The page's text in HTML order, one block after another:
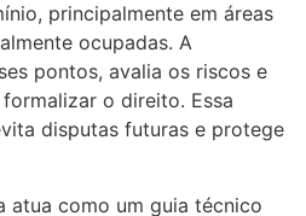
principalmente em áreas
ocupadas. A
pontos, avalia os riscos e
o direito. Essa
disputas futuras e protege
atua como um guia técnico